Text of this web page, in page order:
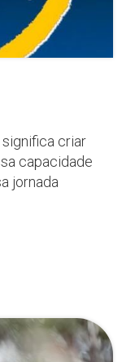
significa criar
capacidade
jornada